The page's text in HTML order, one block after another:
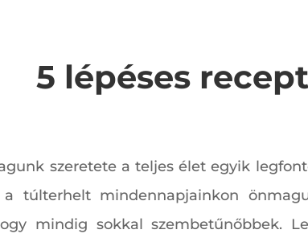
5 lépéses
szeretete a teljes élet egyik
a túlterhelt mindennapjainkon
mindig sokkal szembetűnőbbek.